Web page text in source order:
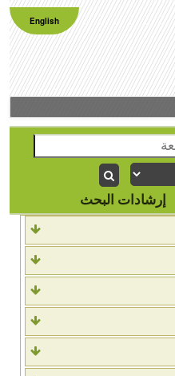
English
إرشادات البحث